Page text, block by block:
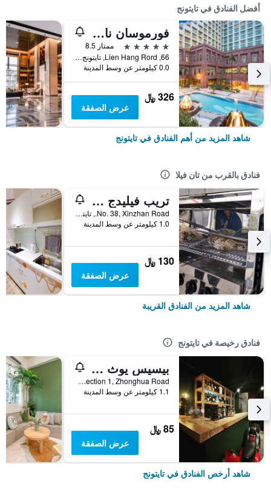
أفضل الفنادق في تايتونج
فورموسان ناروان هوتل آند ريزورت تايتونج
5 نجوم
ممتاز 8.5
66, Lien Hang Rord, تايتونج, تايوان
0.0 كيلومتر عن وسط المدينة
326 ﷼
عرض الصفقة
شاهد المزيد من أهم الفنادق في تايتونج
فنادق بالقرب من تان فيلا
تريب فيليدج صن شاين لايت ترافل
No. 38, Xinzhan Road., تايتونج, تايوان
1.0 كيلومتر عن وسط المدينة
130 ﷼
عرض الصفقة
شاهد المزيد من الفنادق القريبة
فنادق رخيصة في تايتونج
بيسيس يوث هوستل
NO.290 Section 1, Zhonghua Road, تايتونج, تايوان
1.1 كيلومتر عن وسط المدينة
85 ﷼
عرض الصفقة
شاهد أرخص الفنادق في تايتونج